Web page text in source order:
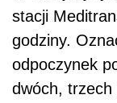
stacji
godziny.
odpoczynek
dwóch, trzech